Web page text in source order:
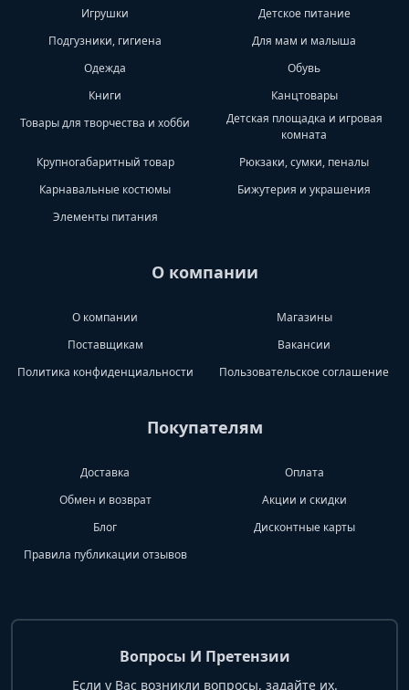
Игрушки
Детское питание
Подгузники, гигиена
Для мам и малыша
Одежда
Обувь
Книги
Канцтовары
Товары для творчества и хобби
Детская площадка и игровая
комната
Крупногабаритный товар
Рюкзаки, сумки, пеналы
Карнавальные костюмы
Бижутерия и украшения
Элементы питания
О компании
О компании
Магазины
Поставщикам
Вакансии
Политика конфиденциальности
Пользовательское соглашение
Покупателям
Доставка
Оплата
Обмен и возврат
Акции и скидки
Блог
Дисконтные карты
Правила публикации отзывов
Вопросы И Претензии
Если у Вас возникли вопросы, задайте их.